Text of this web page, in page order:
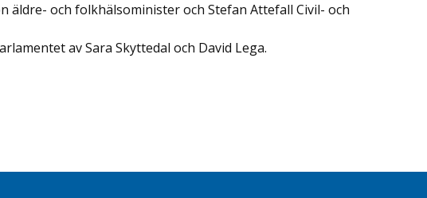
och folkhälsominister och Stefan Attefall Civil- och
av Sara Skyttedal och David Lega.